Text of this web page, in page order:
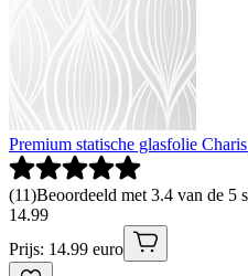
Premium statische glasfolie
(11)Beoordeeld met 3.4 van de 5
14.99
Prijs: 14.99 euro